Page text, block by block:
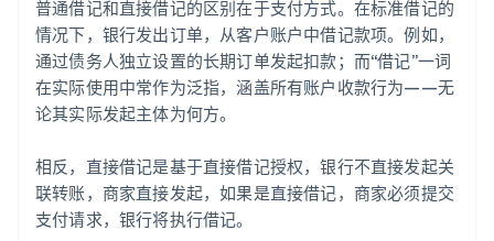
普通借记和直接借记的区别在于支付方式。在标准借记的
情况下，银行发出订单，从客户账户中借记款项。例如，
通过债务人独立设置的长期订单发起扣款；而“借记”一词
在实际使用中常作为泛指，涵盖所有账户收款行为——无
论其实际发起主体为何方。
相反，直接借记是基于直接借记授权，银行不直接发起关
联转账，商家直接发起，如果是直接借记，商家必须提交
支付请求，银行将执行借记。
English
爱沙尼亚
English
奥地利
Deutsch English
澳大利亚
巴西
PortuguêsEnglish
保加利亚
English